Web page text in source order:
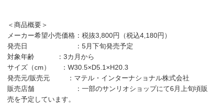
＜商品概要＞
メーカー希望小売価格：税抜3,800円（税込4,180円）
発売日 ：5月下旬発売予定
対象年齢 ：3カ月から
サイズ（cm） ：W30.5×D5.1×H20.3
発売元/販売元 ：マテル・インターナショナル株式会社
販売店舗 ：一部のサンリオショップにて6月上旬頃販
売を予定しています。